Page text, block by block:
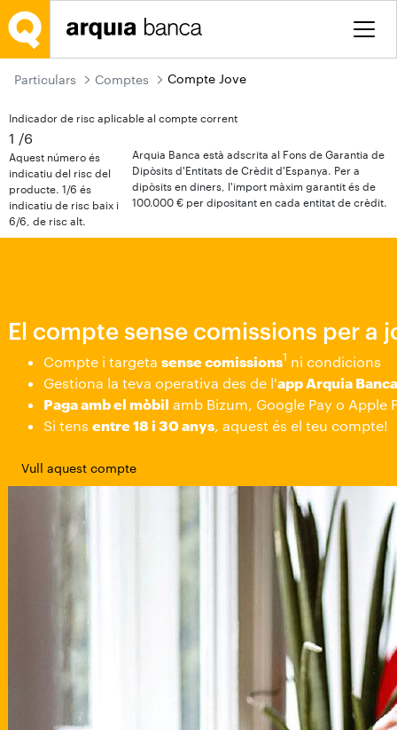
Salta al contingut principal
Particulars Comptes Compte Jove
Indicador de risc aplicable al compte corrent
1 /6
Aquest número és
indicatiu del risc del
producte. 1/6 és
indicatiu de risc baix i
6/6, de risc alt.
Arquia Banca està adscrita al Fons de Garantia de
Dipòsits d'Entitats de Crèdit d'Espanya. Per a
dipòsits en diners, l'import màxim garantit és de
100.000 € per dipositant en cada entitat de crèdit.
El compte sense comissions per a
Compte i targeta sense comissions1 ni condicions
Gestiona la teva operativa des de l'app Arquia
Paga amb el mòbil amb Bizum, Google Pay o Apple
Si tens entre 18 i 30 anys, aquest és el teu compte!
Vull aquest compte